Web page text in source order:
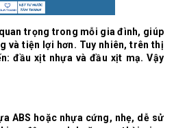
trọng trong mỗi gia đình, giúp
và tiện lợi hơn. Tuy nhiên, trên thị
đầu xịt nhựa và đầu xịt mạ. Vậy
ABS hoặc nhựa cứng, nhẹ, dễ sử